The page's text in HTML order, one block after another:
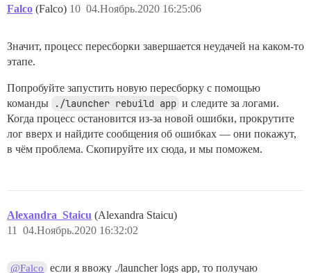
Falco (Falco) 04.Ноябрь.2020 16:25:06
10
Значит, процесс пересборки завершается неудачей на каком-то
этапе.
Попробуйте запустить новую пересборку с помощью
команды
./launcher rebuild app и следите за логами.
Когда процесс остановится из-за новой ошибки, прокрутите
лог вверх и найдите сообщения об ошибках — они покажут,
в чём проблема. Скопируйте их сюда, и мы поможем.
Alexandra_Staicu (Alexandra Staicu)
04.Ноябрь.2020 16:32:02
11
@Falco
если я ввожу ./launcher logs app, то получаю